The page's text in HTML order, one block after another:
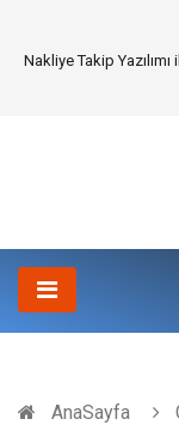
Nakliye Takip
AnaSayfa